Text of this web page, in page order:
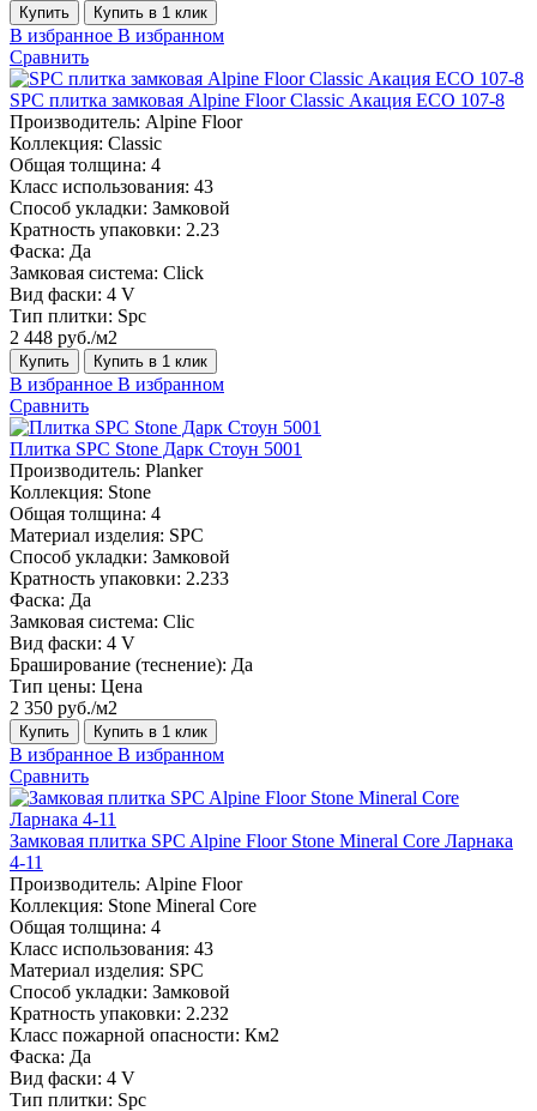
Купить Купить в 1 клик
В избранное В избранном
Сравнить
SPC плитка замковая Alpine Floor Classic Акация ЕСО 107-8
Производитель: Alpine Floor
Коллекция: Classic
Общая толщина: 4
Класс использования: 43
Способ укладки: Замковой
Кратность упаковки: 2.23
Фаска: Да
Замковая система: Click
Вид фаски: 4 V
Тип плитки: Spc
2 448 руб./м2
Купить Купить в 1 клик
В избранное В избранном
Сравнить
Плитка SPC Stone Дарк Стоун 5001
Производитель: Planker
Коллекция: Stone
Общая толщина: 4
Материал изделия: SPC
Способ укладки: Замковой
Кратность упаковки: 2.233
Фаска: Да
Замковая система: Сlic
Вид фаски: 4 V
Браширование (теснение): Да
Тип цены: Цена
2 350 руб./м2
Купить Купить в 1 клик
В избранное В избранном
Сравнить
Замковая плитка SPC Alpine Floor Stone Mineral Core Ларнака
4-11
Производитель: Alpine Floor
Коллекция: Stone Mineral Core
Общая толщина: 4
Класс использования: 43
Материал изделия: SPC
Способ укладки: Замковой
Кратность упаковки: 2.232
Класс пожарной опасности: Км2
Фаска: Да
Вид фаски: 4 V
Тип плитки: Spc